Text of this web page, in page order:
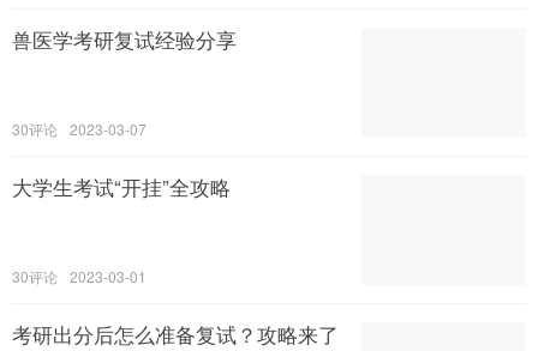
兽医学考研复试经验分享
30 2023-03-07
大学生考试“开挂”全攻略
30 2023-03-01
考研出分后怎么准备复试？攻略来了